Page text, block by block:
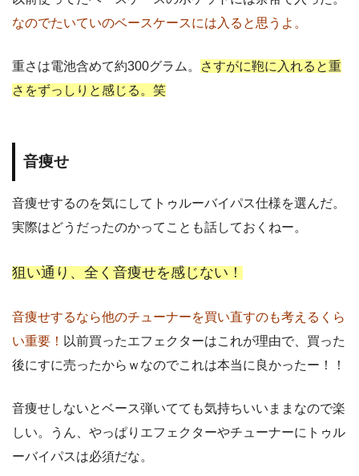
なのでたいていのベースケースには入ると思うよ。
重さは電池含めて約300グラム。
さすがに鞄に入れると重
さをずっしりと感じる。笑
音痩せ
音痩せするのを気にしてトゥルーバイパス仕様を選んだ。
実際はどうだったのかってことも話しておくねー。
狙い通り、全く音痩せを感じない！
音痩せするなら他のチューナーを買い直すのも考えるくら
い重要！ 以前買ったエフェクターはこれが理由で、買った
後にすに売ったからｗなのでこれは本当に良かったー！！
音痩せしないとベース弾いてても気持ちいいままなので楽
しい。うん、やっぱりエフェクターやチューナーにトゥル
ーバイパスは必須だな。